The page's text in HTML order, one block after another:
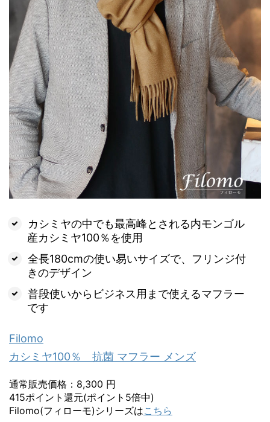
カシミヤの中でも最高峰とされる内モンゴル
産カシミヤ100％を使用
全長180cmの使い易いサイズで、フリンジ付
きのデザイン
普段使いからビジネス用まで使えるマフラー
です
Filomo
カシミヤ100％ 抗菌 マフラー メンズ
通常販売価格：8,300 円
415ポイント還元(ポイント5倍中)
Filomo(フィローモ)シリーズはこちら